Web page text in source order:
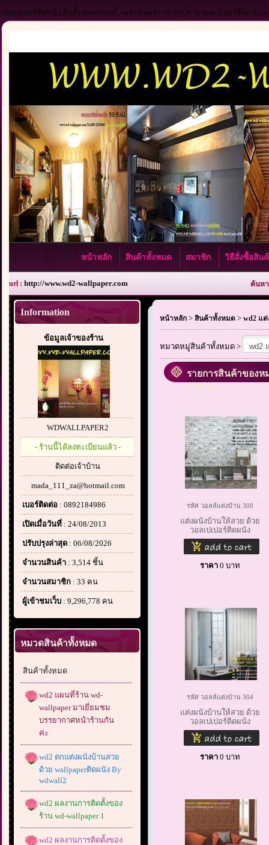
วอลเปเปอร์ติดผนัง,ติดตั้งวอลเปเปอร์,วอลเปเปอร์ราคาถูก,ลายวอลเปเปอร์ติดผนั
หน้าหลัก สินค้าทั้งหมด สมาชิก วิธีสั่งซื้อสิน
url : http://www.wd2-wallpaper.com ค้นห
Information
ข้อมูลเจ้าของร้าน
WDWALLPAPER2
- ร้านนี้ได้ลงทะเบียนแล้ว -
ติดต่อเจ้าบ้าน
mada_111_za@hotmail.com
เบอร์ติดต่อ : 0892184986
เปิดเมื่อวันที่ : 24/08/2013
ปรับปรุงล่าสุด : 06/08/2026
จำนวนสินค้า : 3,514 ชิ้น
จำนวนสมาชิก : 33 คน
ผู้เข้าชมเว็บ : 9,296,778 คน
หมวดสินค้าทั้งหมด
สินค้าทั้งหมด
wd2 แผนที่ร้าน wd-
wallpaper มาเยี่ยมชม
บรรยากาศหน้าร้านกัน
ค่ะ
wd2 ตกแต่งผนังบ้านสวย
ด้วย wallpaperติดผนัง By
wdwall2
wd2 ผลงานการติดตั้งของ
ร้าน wd-wallpaper 1
wd2 ผลงานการติดตั้งของ
หน้าหลัก > สินค้าทั้งหมด > wd2 แ
หมวดหมู่สินค้าทั้งหมด >
รายการสินค้าของห
wdwall2
รหัส วอลล์แต่งบ้าน 300
แต่งผนังบ้านให้สวย ด้วย
วอลเปเปอร์ติดผนัง
ราคา 0 บาท
รหัส วอลล์แต่งบ้าน 304
แต่งผนังบ้านให้สวย ด้วย
วอลเปเปอร์ติดผนัง
ราคา 0 บาท